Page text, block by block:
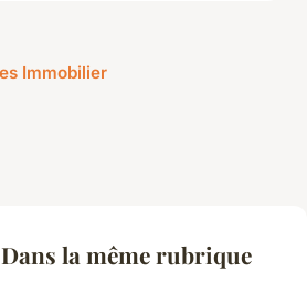
Immobilier
la même rubrique